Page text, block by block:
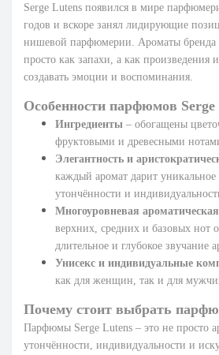
Serge Lutens появился в мире
годов и вскоре занял лидирующие
нишевой парфюмерии. Ароматы бренда
просто как запахи, а как произведения
создавать эмоции и воспоминания.
Особенности парфюмов Serge
Ингредиенты – обогащены
фруктовыми и древесными
Элегантность и
каждый аромат дарит
утончённости и
Многоуровневая
верхних, средних и базовых нот
длительное и глубокое звучание
Унисекс и индивидуальные
как для женщин, так и для
Почему стоит выбрать
Парфюмы Serge Lutens – это не просто
утончённости, индивидуальности и